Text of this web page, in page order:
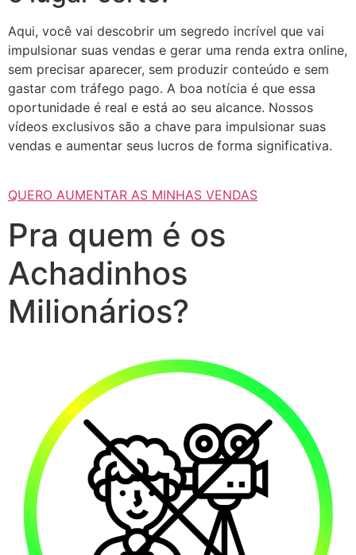
Aqui, você vai descobrir um segredo incrível que vai
impulsionar suas vendas e gerar uma renda extra online,
sem precisar aparecer, sem produzir conteúdo e sem
gastar com tráfego pago. A boa notícia é que essa
oportunidade é real e está ao seu alcance. Nossos
vídeos exclusivos são a chave para impulsionar suas
vendas e aumentar seus lucros de forma significativa.
QUERO AUMENTAR AS MINHAS VENDAS
Pra quem é os
Achadinhos
Milionários?